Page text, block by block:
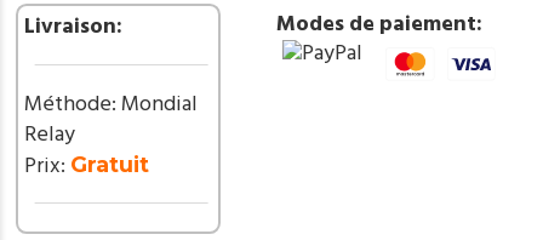
couches
manche
en
bois
et
en
corne
ref
SMB102
Livraison:
Méthode: Mondial
Relay
Prix: Gratuit
Modes de paiement: